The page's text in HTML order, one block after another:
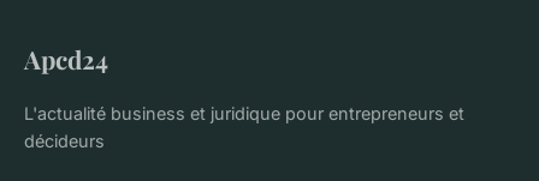
Apcd24
L'actualité business et juridique pour entrepreneurs et
décideurs